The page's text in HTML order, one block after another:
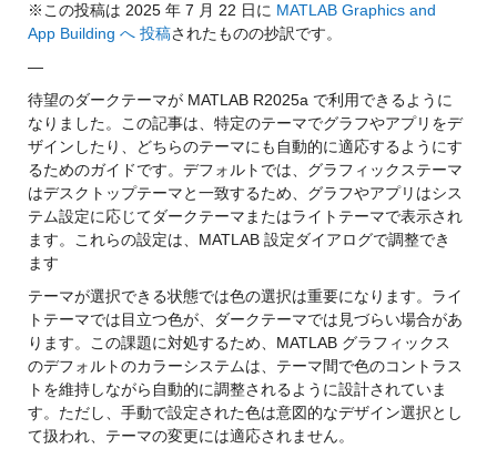
※この投稿は 2025 年 7 月 22 日に MATLAB Graphics and
App Building へ 投稿されたものの抄訳です。
—
待望のダークテーマが MATLAB R2025a で利用できるように
なりました。この記事は、特定のテーマでグラフやアプリをデ
ザインしたり、どちらのテーマにも自動的に適応するようにす
るためのガイドです。デフォルトでは、グラフィックステーマ
はデスクトップテーマと一致するため、グラフやアプリはシス
テム設定に応じてダークテーマまたはライトテーマで表示され
ます。これらの設定は、MATLAB 設定ダイアログで調整でき
ます
テーマが選択できる状態では色の選択は重要になります。ライ
トテーマでは目立つ色が、ダークテーマでは見づらい場合があ
ります。この課題に対処するため、MATLAB グラフィックス
のデフォルトのカラーシステムは、テーマ間で色のコントラス
トを維持しながら自動的に調整されるように設計されていま
す。ただし、手動で設定された色は意図的なデザイン選択とし
て扱われ、テーマの変更には適応されません。